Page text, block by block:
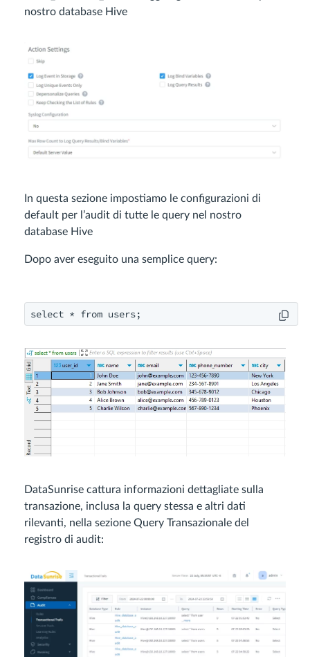
nostro database Hive
In questa sezione impostiamo le configurazioni di
default per l’audit di tutte le query nel nostro
database Hive
Dopo aver eseguito una semplice query:
select * from users;
DataSunrise cattura informazioni dettagliate sulla
transazione, inclusa la query stessa e altri dati
rilevanti, nella sezione Query Transazionale del
registro di audit: